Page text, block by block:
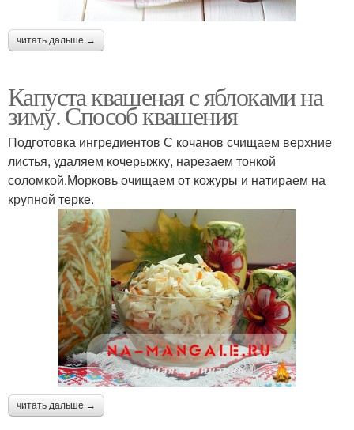
читать дальше →
Капуста квашеная с яблоками на
зиму. Способ квашения
Подготовка ингредиентов С кочанов счищаем верхние
листья, удаляем кочерыжку, нарезаем тонкой
соломкой.Морковь очищаем от кожуры и натираем на
крупной терке.
читать дальше →